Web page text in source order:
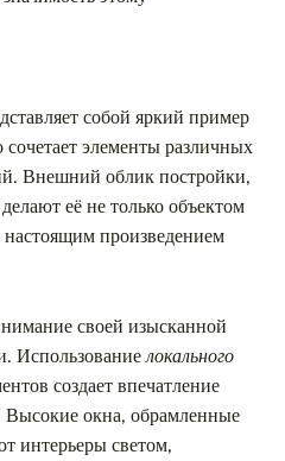
собой яркий пример
элементы различных
Внешний облик постройки,
её не только объектом
настоящим произведением
своей изысканной
Использованиелокального
создает впечатление
Высокие окна, обрамленные
интерьеры светом,